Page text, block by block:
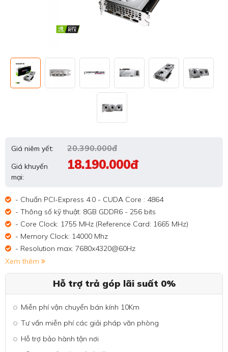
Giá niêm yết: 20.390.000đ
Giá khuyến
mại:
18.190.000đ
- Chuẩn PCI-Express 4.0 - CUDA Core : 4864
- Thông số kỹ thuật: 8GB GDDR6 - 256 bits
- Core Clock: 1755 MHz (Reference Card: 1665 MHz)
- Memory Clock: 14000 Mhz
- Resolution max: 7680x4320@60Hz
Xem thêm
Hỗ trợ trả góp lãi suất 0%
Miễn phí vận chuyển bán kính 10Km
Tư vấn miễn phí các giải pháp văn phòng
Hỗ trợ bảo hành tận nơi